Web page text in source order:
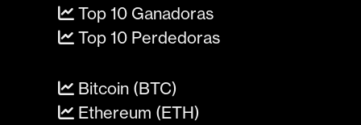
Top 10 Ganadoras
Top 10 Perdedoras
Bitcoin (BTC)
Ethereum (ETH)